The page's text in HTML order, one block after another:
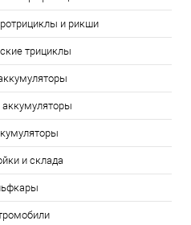
и рикши
трициклы
и склада